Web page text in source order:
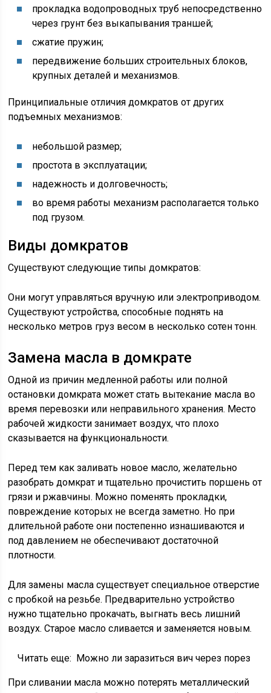
прокладка водопроводных труб непосредственно
через грунт без выкапывания траншей;
сжатие пружин;
передвижение больших строительных блоков,
крупных деталей и механизмов.
Принципиальные отличия домкратов от других
подъемных механизмов:
небольшой размер;
простота в эксплуатации;
надежность и долговечность;
во время работы механизм располагается только
под грузом.
Виды домкратов
Существуют следующие типы домкратов:
Они могут управляться вручную или электроприводом.
Существуют устройства, способные поднять на
несколько метров груз весом в несколько сотен тонн.
Замена масла в домкрате
Одной из причин медленной работы или полной
остановки домкрата может стать вытекание масла во
время перевозки или неправильного хранения. Место
рабочей жидкости занимает воздух, что плохо
сказывается на функциональности.
Перед тем как заливать новое масло, желательно
разобрать домкрат и тщательно прочистить поршень от
грязи и ржавчины. Можно поменять прокладки,
повреждение которых не всегда заметно. Но при
длительной работе они постепенно изнашиваются и
под давлением не обеспечивают достаточной
плотности.
Для замены масла существует специальное отверстие
с пробкой на резьбе. Предварительно устройство
нужно тщательно прокачать, выгнать весь лишний
воздух. Старое масло сливается и заменяется новым.
Читать еще: Можно ли заразиться вич через порез
При сливании масла можно потерять металлический